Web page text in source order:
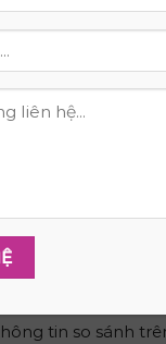
hay nệm cao su
điểm riêng của
phụ thuộc vào
hàng tại đây, quý
theo đúng sở
từng người.
tin so sánh